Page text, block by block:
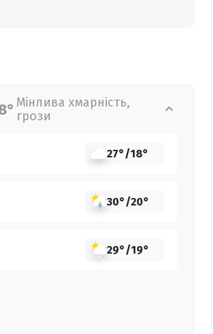
Мінлива хмарність,
грози
27°/18°
30°/20°
29°/19°